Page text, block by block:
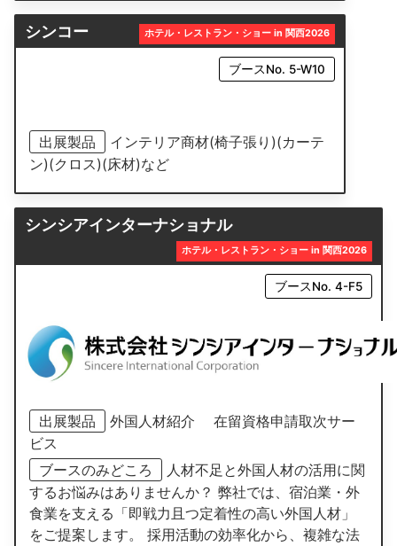
シンコー ホテル・レストラン・ショー in 関西2026
ブースNo. 5-W10
出展製品
インテリア商材(椅子張り)(カーテ
ン)(クロス)(床材)など
シンシアインターナショナル
ホテル・レストラン・ショー in 関西2026
ブースNo. 4-F5
出展製品
外国人材紹介 在留資格申請取次サー
ビス
ブースのみどころ
人材不足と外国人材の活用に関
するお悩みはありませんか？ 弊社では、宿泊業・外
食業を支える「即戦力且つ定着性の高い外国人材」
をご提案します。 採用活動の効率化から、複雑な法